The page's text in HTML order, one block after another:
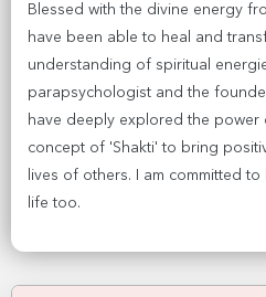
Blessed with the divine energy
have been able to heal and
understanding of spiritual
parapsychologist and the
have deeply explored the power
concept of 'Shakti' to bring
lives of others. I am committed
life too.